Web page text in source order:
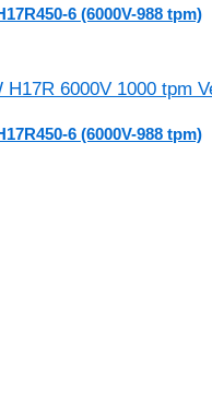
6 (6000V-988 tpm)
6 (6000V-988 tpm)